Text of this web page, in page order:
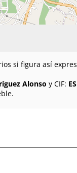
si figura así
Alonso y CIF: